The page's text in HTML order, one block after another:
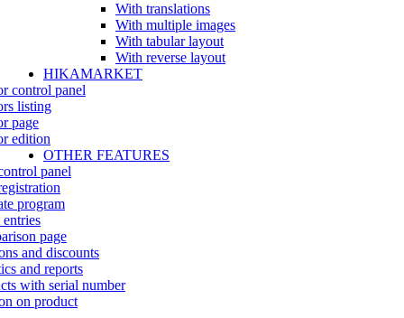
With translations
With multiple images
With tabular layout
With reverse layout
HIKAMARKET
control panel
listing
page
edition
OTHER FEATURES
panel
program
page
and discounts
and reports
with serial number
on product